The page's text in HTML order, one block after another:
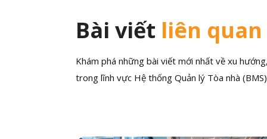
Bài viết liên quan
Khám phá những bài viết mới nhất về xu
trong lĩnh vực Hệ thống Quản lý Tòa nhà